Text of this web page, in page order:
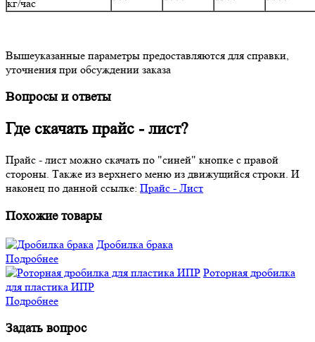
кг/час
Вышеуказанные параметры предоставляются для справки,
уточнения при обсуждении заказа
Вопросы и ответы
Где скачать прайс - лист?
Прайс - лист можно скачать по "синей" кнопке с правой
стороны. Также из верхнего меню из движущийся строки. И
наконец по данной ссылке: Прайс - Лист
Похожие товары
Дробилка брака
Подробнее
Роторная дробилка
для пластика ИПР
Подробнее
Задать вопрос